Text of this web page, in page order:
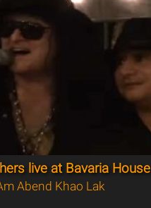
live at Bavaria House
Abend Khao Lak